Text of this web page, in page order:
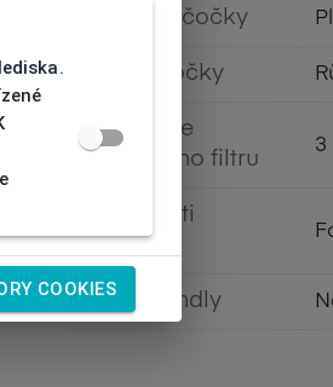
Materiál čočky
Barva čočky
Kategorie
slunečního filtru
3
Vlastnosti
čočky
Eco Friendly
COOKIES